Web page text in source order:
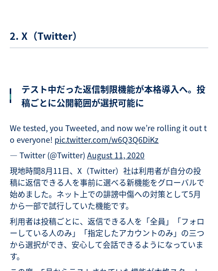
2. X（Twitter）
テスト中だった返信制限機能が本格導入へ。投
稿ごとに公開範囲が選択可能に
We tested, you Tweeted, and now we’re rolling it out t
o everyone! pic.twitter.com/w6Q3Q6DiKz
— Twitter (@Twitter) August 11, 2020
現地時間8月11日、X（Twitter）社は利用者が自分の投
稿に返信できる人を事前に選べる新機能をグローバルで
始めました。ネット上での誹謗中傷への対策として5月
から一部で試行していた機能です。
利用者は投稿ごとに、返信できる人を「全員」「フォロ
ーしている人のみ」「指定したアカウントのみ」の三つ
から選択ができ、安心して会話できるようになっていま
す。